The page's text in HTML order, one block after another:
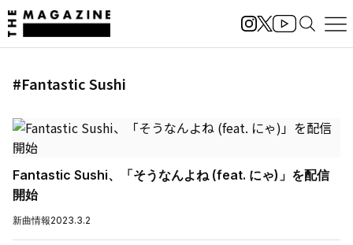
#Fantastic Sushi
Fantastic Sushi、「そうなんよね (feat. にゃ)」を配信
開始
新曲情報2023.3.2